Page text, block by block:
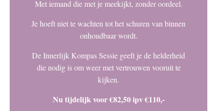
Met iemand die met je meekijkt, zonder oordeel.
Je hoeft niet te wachten tot het schuren van binnen
onhoudbaar wordt.
De Innerlijk Kompas Sessie geeft je de helderheid
die nodig is om weer met vertrouwen vooruit te
kijken.
Nu tijdelijk voor €82,50 ipv €110,-